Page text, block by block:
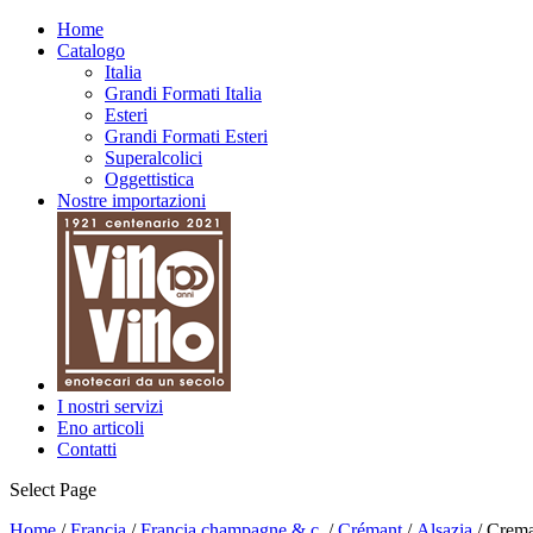
Home
Catalogo
Italia
Grandi Formati Italia
Esteri
Grandi Formati Esteri
Superalcolici
Oggettistica
Nostre importazioni
I nostri servizi
Eno articoli
Contatti
Select Page